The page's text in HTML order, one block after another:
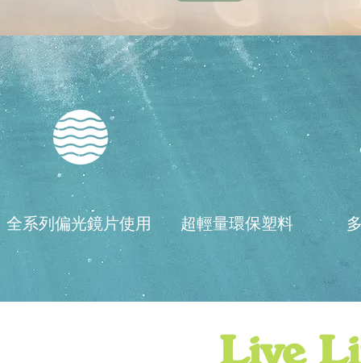
全系列偏光鏡片使用 超輕量環保塑料
Live